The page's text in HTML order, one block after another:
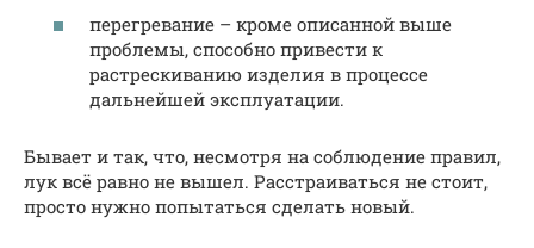
перегревание – кроме описанной выше
проблемы, способно привести к
растрескиванию изделия в процессе
дальнейшей эксплуатации.
Бывает и так, что, несмотря на соблюдение правил,
лук всё равно не вышел. Расстраиваться не стоит,
просто нужно попытаться сделать новый.